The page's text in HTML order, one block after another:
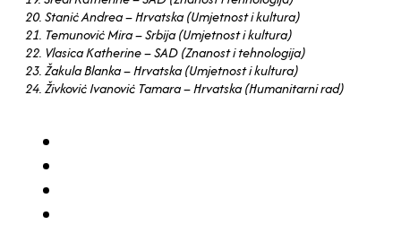
20. Staniċ Andrea – Hrvatska (Umjetnost i kultura)
21. Temunoviċ Mira – Srbija (Umjetnost i kultura)
22. Vlasica Katherine – SAD (Znanost i tehnologija)
23. Žakula Blanka – Hrvatska (Umjetnost i kultura)
24. Živkoviċ Ivanoviċ Tamara – Hrvatska (Humanitarni rad)